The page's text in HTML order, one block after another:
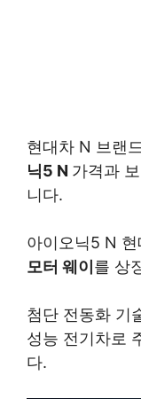
현대차 N 브랜
닉5 N 가격과
니다.
아이오닉5 N
모터 웨이를 상
첨단 전동화 기
성능 전기차로
다.